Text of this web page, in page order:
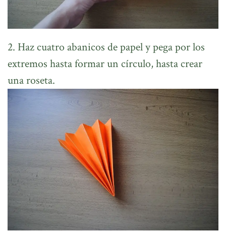
2. Haz cuatro abanicos de papel y pega por los
extremos hasta formar un círculo, hasta crear
una roseta.